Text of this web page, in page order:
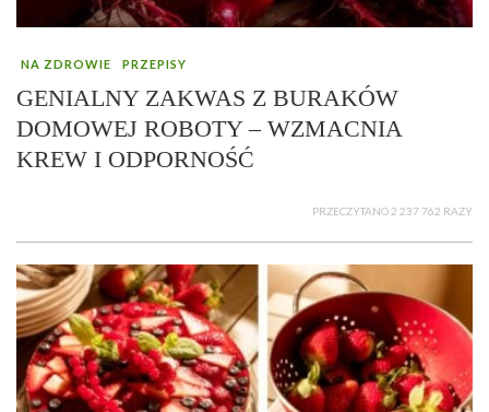
NA ZDROWIE PRZEPISY
GENIALNY ZAKWAS Z BURAKÓW
DOMOWEJ ROBOTY – WZMACNIA
KREW I ODPORNOŚĆ
PRZECZYTANO 2 237 762 RAZY